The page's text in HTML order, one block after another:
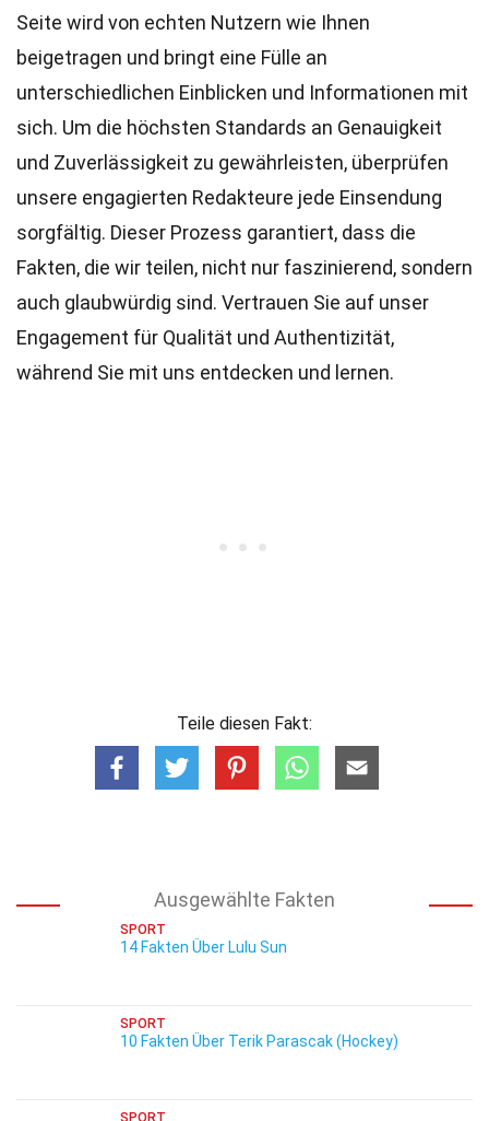
Seite wird von echten Nutzern wie Ihnen
beigetragen und bringt eine Fülle an
unterschiedlichen Einblicken und Informationen mit
sich. Um die höchsten Standards an Genauigkeit
und Zuverlässigkeit zu gewährleisten, überprüfen
unsere engagierten Redakteure jede Einsendung
sorgfältig. Dieser Prozess garantiert, dass die
Fakten, die wir teilen, nicht nur faszinierend, sondern
auch glaubwürdig sind. Vertrauen Sie auf unser
Engagement für Qualität und Authentizität,
während Sie mit uns entdecken und lernen.
Teile diesen Fakt:
Ausgewählte Fakten
SPORT
14 Fakten Über Lulu Sun
SPORT
10 Fakten Über Terik Parascak (Hockey)
SPORT